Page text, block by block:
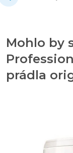
Mohlo by
prádla